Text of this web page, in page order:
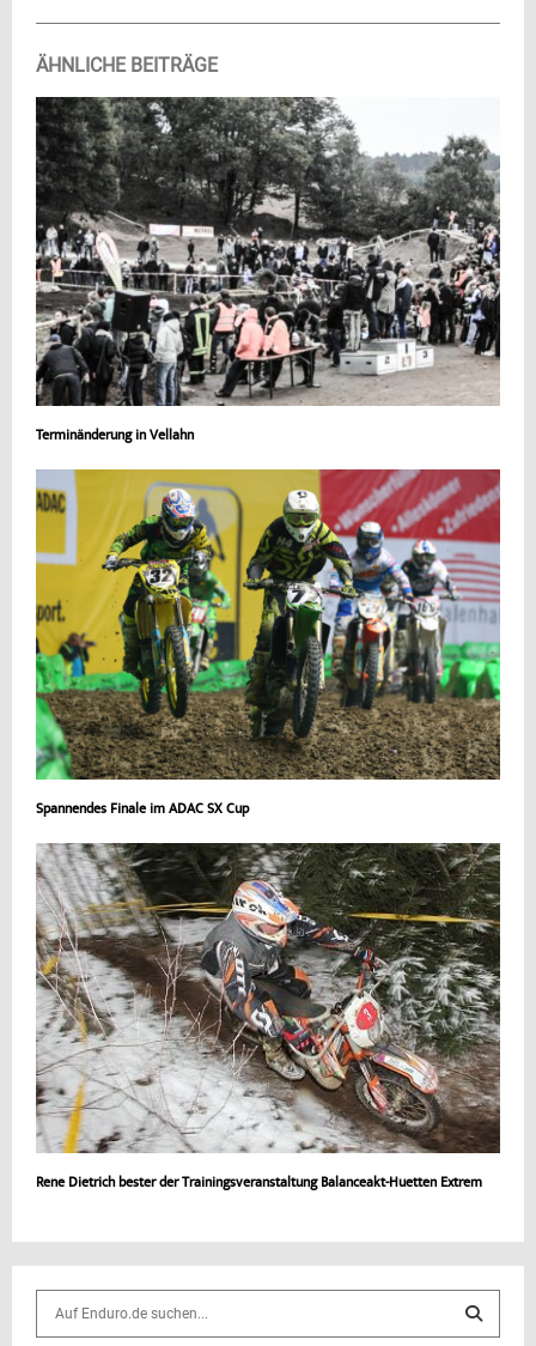
ÄHNLICHE BEITRÄGE
Terminänderung in Vellahn
Spannendes Finale im ADAC SX Cup
Rene Dietrich bester der Trainingsveranstaltung Balanceakt-Huetten Extrem